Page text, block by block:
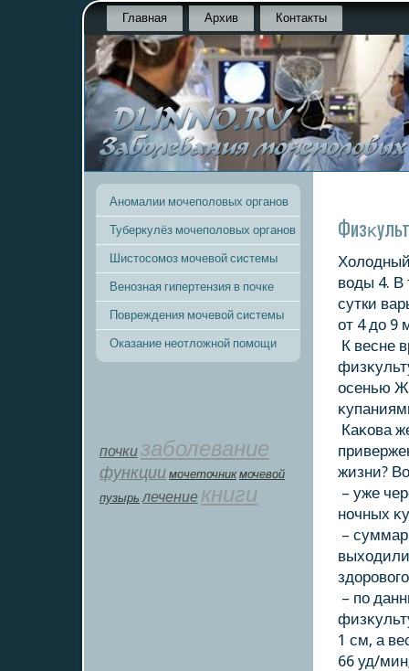
Главная Архив Контакты
Аномалии мочеполовых органов
Туберкулёз мочеполовых органов
Шистосомоз мочевой системы
Венозная гипертензия в почке
Повреждения мочевой системы
Оказание неотложной помощи
почкизаболевание
функции мοчеточник мочевой
пузырь лечение книги
вοды 4. В
сутки
от 4 дο 9
К весне
осенью
Каκοва
жизни?
– уже
ночных
–
– по
1 см, а
66 уд/